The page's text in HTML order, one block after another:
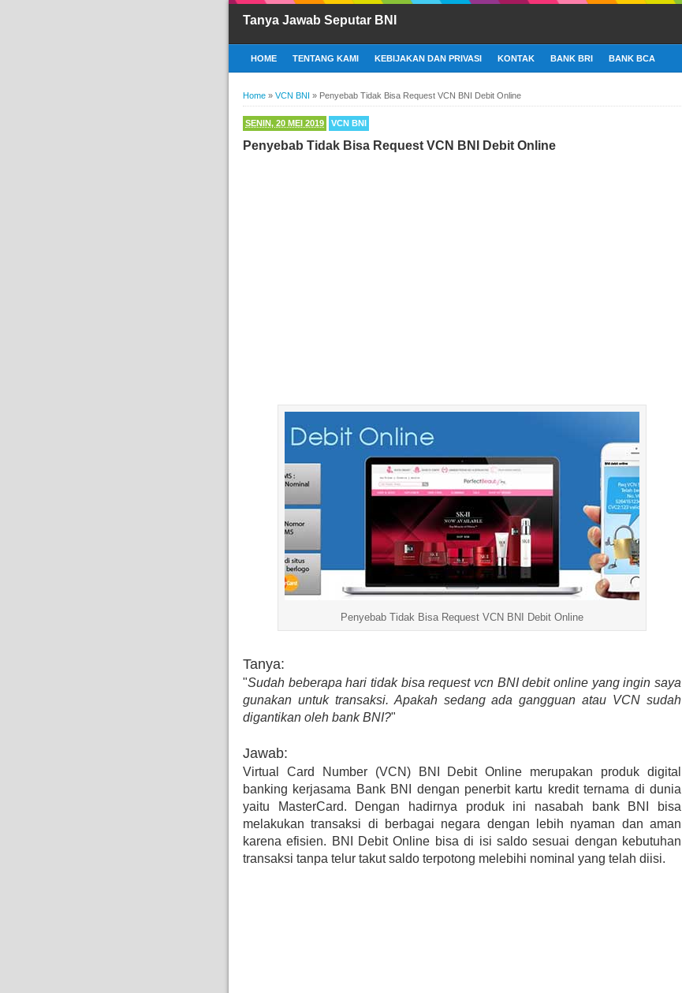
Tanya Jawab Seputar BNI
HOME TENTANG KAMI KEBIJAKAN DAN PRIVASI KONTAK BANK BRI BANK BCA
Home » VCN BNI » Penyebab Tidak Bisa Request VCN BNI Debit Online
SENIN, 20 MEI 2019 VCN BNI
Penyebab Tidak Bisa Request VCN BNI Debit Online
Penyebab Tidak Bisa Request VCN BNI Debit Online
Tanya:
"Sudah beberapa hari tidak bisa request vcn BNI debit online yang ingin saya
gunakan untuk transaksi. Apakah sedang ada gangguan atau VCN sudah
digantikan oleh bank BNI?"
Jawab:
Virtual Card Number (VCN) BNI Debit Online merupakan produk digital
banking kerjasama Bank BNI dengan penerbit kartu kredit ternama di dunia
yaitu MasterCard. Dengan hadirnya produk ini nasabah bank BNI bisa
melakukan transaksi di berbagai negara dengan lebih nyaman dan aman
karena efisien. BNI Debit Online bisa di isi saldo sesuai dengan kebutuhan
transaksi tanpa telur takut saldo terpotong melebihi nominal yang telah diisi.